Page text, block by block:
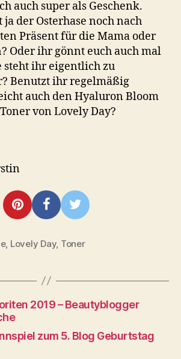
auch super als Geschenk.
der Osterhase noch nach
Präsent für die Mama oder
Oder ihr gönnt euch auch mal
steht ihr eigentlich zu
Benutzt ihr regelmäßig
auch den Hyaluron Bloom
von Lovely Day?
, Lovely Day, Toner
2019 – Beautyblogger
zum 5. Blog Geburtstag